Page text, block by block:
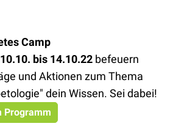
Camp
10.10. bis 14.10.22 befeuern
und Aktionen zum Thema
dein Wissen. Sei dabei!
Programm